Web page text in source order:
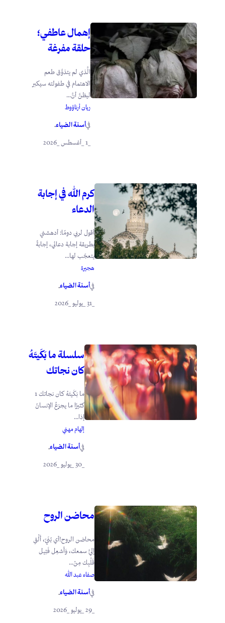
إهمال عاطفي؛
حلقة مفرغة
الَّذي لم يتذوَّق طعم
الاهتمام في طفولته سيكبر
ليظنَّ أنَّ...
ريان أرناؤوط
فيأسنة الضياء.
_1 _أغسطس _2026
كرم الله في إجابة
الدعاء
أقول لربي دومًا: أدهشني
بطريقة إجابة دعائي، إجابةً
يتعجّب لها...
هجيرة
فيأسنة الضياء.
سلسلة ما بَكَيتَهُ
كان نجاتك
ما بَكَيتَهُ كان نجاتك 1
كثيرًا ما يجزعُ الإنسانُ
إذا...
إلهام مهني
فيأسنة الضياء.
محاضن الروح
محاضن الروح!أي بُنَيّ، أَلْقِ
إليَّ سمعك، وَأَشعِل فَتِيل
قَلْبِك مِنْ...
صفاء عبد الله
فيأسنة الضياء.